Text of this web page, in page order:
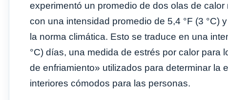
experimentó un promedio de dos olas de
con una intensidad promedio de 5,4 °F (3 °C)
la norma climática. Esto se traduce en una
°C) días, una medida de estrés por calor para
de enfriamiento» utilizados para determinar la
interiores cómodos para las personas.